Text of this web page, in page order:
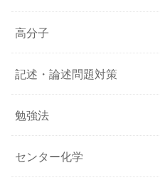
高分子
記述・論述問題対策
勉強法
センター化学